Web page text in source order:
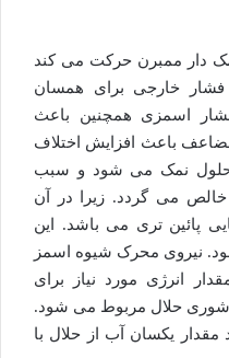
دار ممبرن حرکت می کند
فشار خارجی برای همسان
اسمزی همچنین باعث
باعث افزایش اختلاف
نمک می شود و سبب
می گردد. زیرا در آن
پائین تری می باشد. این
نیروی محرک شیوه اسمز
انرژی مورد نیاز برای
شوری حلال مربوط می شود.
مقدار یکسان آب از حلال با